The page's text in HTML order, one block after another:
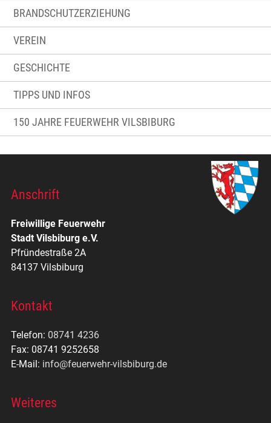
BRANDSCHUTZERZIEHUNG
VEREIN
GESCHICHTE
TIPPS UND INFOS
150 JAHRE FEUERWEHR VILSBIBURG
Anschrift
Freiwillige Feuerwehr
Stadt Vilsbiburg e.V.
Pfründestraße 2A
84137 Vilsbiburg
Kontakt
Telefon: 08741 4236
Fax: 08741 9252658
E-Mail: info@feuerwehr-vilsbiburg.de
Weiteres